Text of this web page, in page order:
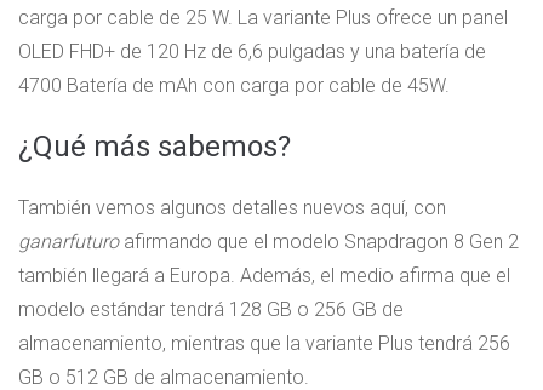
carga por cable de 25 W. La variante Plus ofrece un panel
OLED FHD+ de 120 Hz de 6,6 pulgadas y una batería de
4700 Batería de mAh con carga por cable de 45W.
¿Qué más sabemos?
También vemos algunos detalles nuevos aquí, con
ganarfuturoafirmando que el modelo Snapdragon 8 Gen 2
también llegará a Europa. Además, el medio afirma que el
modelo estándar tendrá 128 GB o 256 GB de
almacenamiento, mientras que la variante Plus tendrá 256
GB o 512 GB de almacenamiento.